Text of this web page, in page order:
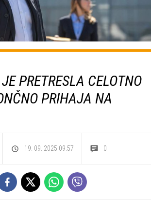
PRETRESLA CELOTNO
PRIHAJA NA
19. 09. 2025 09.57 0